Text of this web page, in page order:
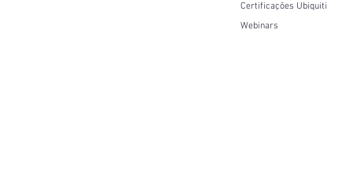
Certificações Ubiquiti
Webinars